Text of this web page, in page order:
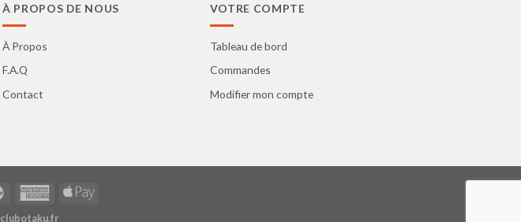
À PROPOS DE NOUS
À Propos
F.A.Q
Contact
VOTRE COMPTE
Tableau de bord
Commandes
Modifier mon compte
clubotaku.fr